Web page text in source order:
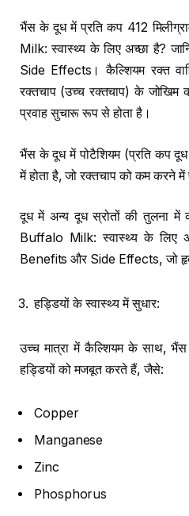
भैंस के दूध में प्रति कप 412
Milk: स्वास्थ्य के लिए अच्छा है?
Side Effects। कैल्शियम रक्त
रक्तचाप (उच्च रक्तचाप) के
प्रवाह सुचारू रूप से होता है।
भैंस के दूध में पोटैशियम (प्रति कप दूध
में होता है, जो रक्तचाप को कम करने में
दूध में अन्य दूध स्रोतों की तुलना में
Buffalo Milk: स्वास्थ्य के लिए
Benefits और Side Effects, जो
हड्डियों के स्वास्थ्य में सुधार:
उच्च मात्रा में कैल्शियम के साथ,
हड्डियों को मजबूत करते हैं, जैसे:
Copper
Manganese
Zinc
Phosphorus